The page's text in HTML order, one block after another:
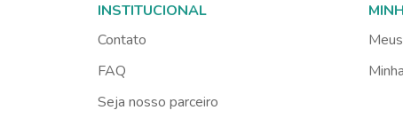
INSTITUCIONAL
Contato
FAQ
Seja nosso parceiro